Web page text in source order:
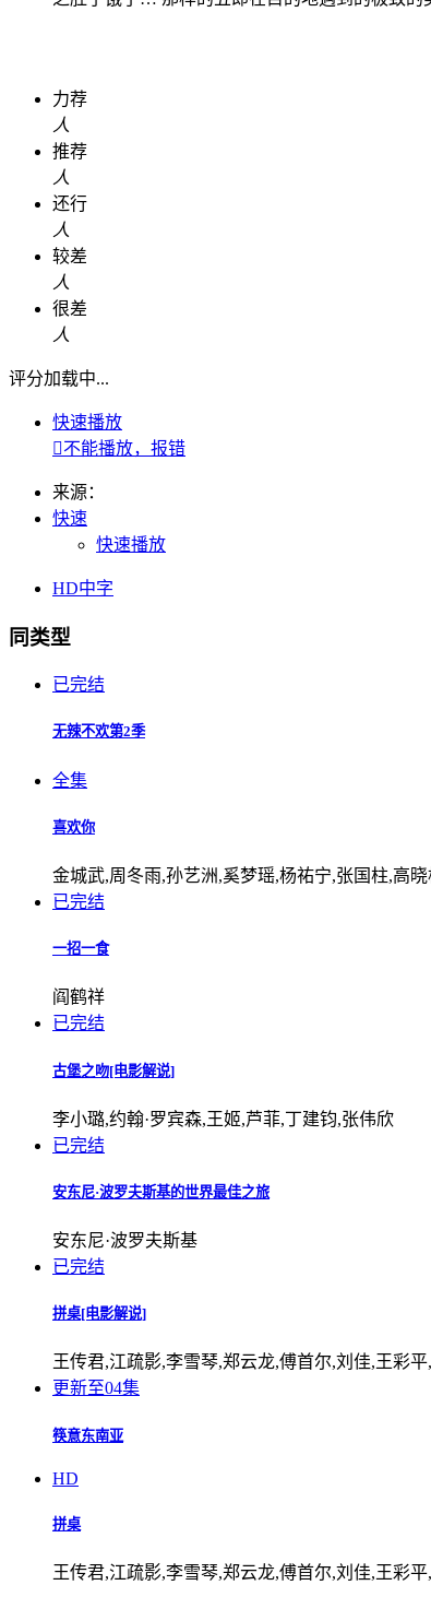
力荐
人
推荐
人
还行
人
较差
人
很差
人
评分加载中...
快速播放
不能播放，报错
来源：
快速
快速播放
HD中字
同类型
已完结
无辣不欢第2季
全集
喜欢你
金城武,周冬雨,孙艺洲,奚梦瑶,杨祐宁,张国柱,高
已完结
一招一食
阎鹤祥
已完结
古堡之吻[电影解说]
李小璐,约翰·罗宾森,王姬,芦菲,丁建钧,张伟欣
已完结
安东尼·波罗夫斯基的世界最佳之旅
安东尼·波罗夫斯基
已完结
拼桌[电影解说]
王传君,江疏影,李雪琴,郑云龙,傅首尔,刘佳,王彩
更新至04集
筷意东南亚
HD
拼桌
王传君,江疏影,李雪琴,郑云龙,傅首尔,刘佳,王彩